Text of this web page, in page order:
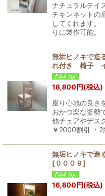
ナチュラルテイ
チキンネットの
してくれます。
りに製作可能
無垢ヒノキで
れ付き 椅子
18,800円(税込)
座り心地の良
おかつ楽な姿勢
他チェアやデス
￥2000割引 ・
無垢ヒノキで
[０００９]
16,800円(税込)